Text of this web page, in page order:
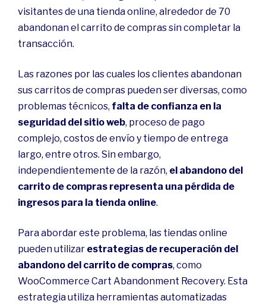
visitantes de una tienda online, alrededor de 70
abandonan el carrito de compras sin completar la
transacción.
Las razones por las cuales los clientes abandonan
sus carritos de compras pueden ser diversas, como
problemas técnicos, falta de confianza en la
seguridad del sitio web, proceso de pago
complejo, costos de envío y tiempo de entrega
largo, entre otros. Sin embargo,
independientemente de la razón, el abandono del
carrito de compras representa una pérdida de
ingresos para la tienda online.
Para abordar este problema, las tiendas online
pueden utilizar estrategias de recuperación del
abandono del carrito de compras, como
WooCommerce Cart Abandonment Recovery. Esta
estrategia utiliza herramientas automatizadas